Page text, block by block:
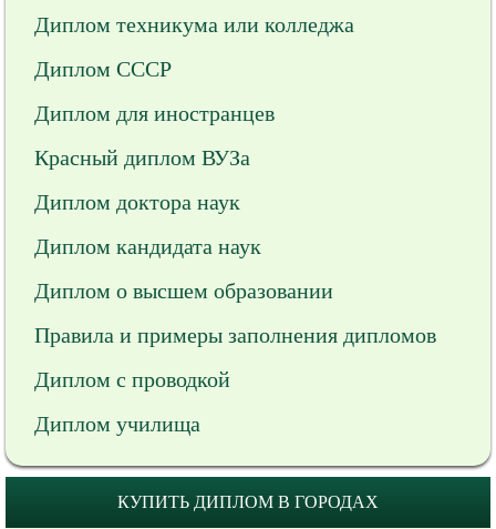
Диплом техникума или колледжа
Диплом СССР
Диплом для иностранцев
Красный диплом ВУЗа
Диплом доктора наук
Диплом кандидата наук
Диплом о высшем образовании
Правила и примеры заполнения дипломов
Диплом с проводкой
Диплом училища
КУПИТЬ ДИПЛОМ В ГОРОДАХ